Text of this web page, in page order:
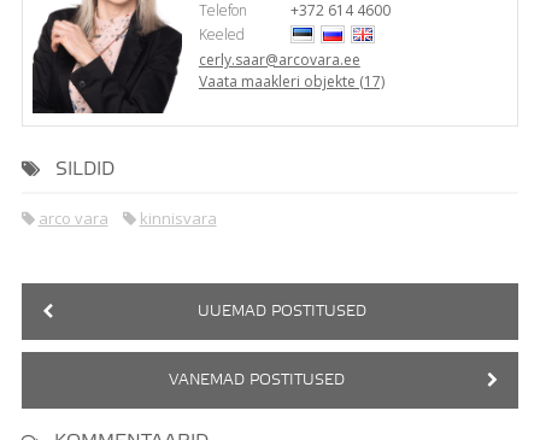
Telefon
+372 614 4600
Keeled
cerly.saar@arcovara.ee
Vaata maakleri objekte (17)
SILDID
arco vara kinnisvara
UUEMAD POSTITUSED
VANEMAD POSTITUSED